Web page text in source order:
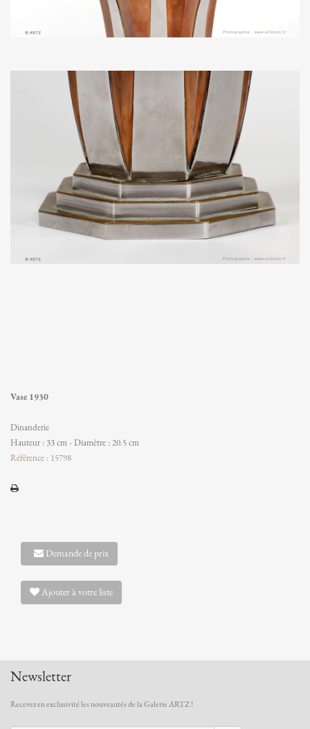
Vase 1930
Dinanderie
Hauteur : 33 cm - Diamètre : 20.5 cm
Référence : 15798
Demande de prix
Ajouter à votre liste
Newsletter
Recevez en exclusivité les nouveautés de la Galerie ARTZ !